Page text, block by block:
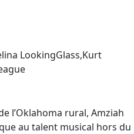
LookingGlass,Kurt
l’Oklahoma rural, Amziah
au talent musical hors du